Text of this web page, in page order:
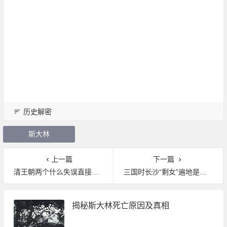
历史解密
斯大林
上一篇
清王朝两个什么失误直接导致了辛亥革命的爆发?
下一篇
三国时长沙“剩女”遍地是东吴失败的原因?
揭秘斯大林死亡原因及真相